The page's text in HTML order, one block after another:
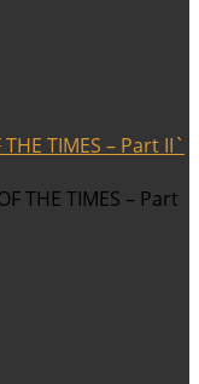
TIMES – Part II`